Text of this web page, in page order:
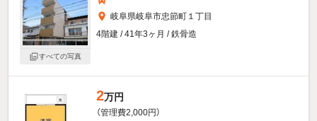
すべての写真
岐阜県岐阜市忠節町１丁目
4階建 / 41年3ヶ月 / 鉄骨造
2万円
（管理費2,000円）